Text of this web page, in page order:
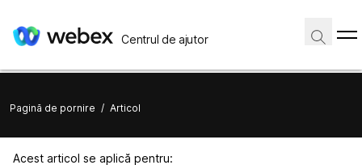
Centrul de ajutor
Pagină de pornire / Articol
Acest articol se aplică pentru: